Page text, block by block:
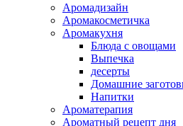
Аромадизайн
Аромакосметичка
Аромакухня
Блюда с овощами
Выпечка
десерты
Домашние
Напитки
Ароматерапия
Ароматный рецепт дня